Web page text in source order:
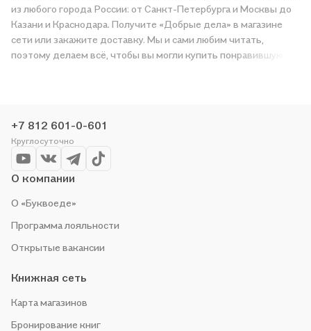
из любого города России: от Санкт-Петербурга и Москвы до
Казани и Краснодара. Получите «Добрые дела» в магазине
сети или закажите доставку. Мы и сами любим читать,
поэтому делаем всё, чтобы вы могли купить понравившуюся
+7 812 601-0-601
Круглосуточно
О компании
О «Буквоеде»
Программа лояльности
Открытые вакансии
Книжная сеть
Карта магазинов
Бронирование книг